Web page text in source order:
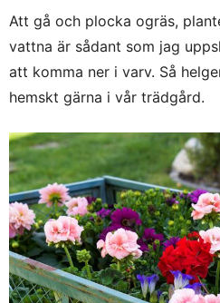
Att gå och plocka ogräs,
vattna är sådant som jag
att komma ner i varv. Så
hemskt gärna i vår trädgård.